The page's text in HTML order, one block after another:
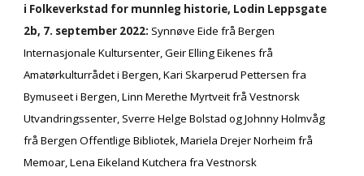
i Folkeverkstad for munnleg historie, Lodin Leppsgate
2b, 7. september 2022: Synnøve Eide fråBergen
Internasjonale Kultursenter, Geir Elling Eikenes frå
Amatørkulturrådet i Bergen, Kari Skarperud Pettersen fra
Bymuseet i Bergen, Linn Merethe Myrtveit frå Vestnorsk
Utvandringssenter, Sverre Helge Bolstad og Johnny Holmvåg
frå Bergen Offentlige Bibliotek, Mariela Drejer Norheim frå
Memoar, Lena Eikeland Kutchera fra Vestnorsk